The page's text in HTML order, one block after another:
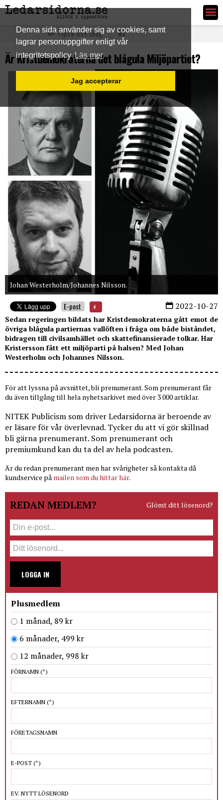
Denna sida använder sig av cookies, samt
lagrar personuppgifter enligt vår
integritetspolicy Läs mer
Jag accepterar
Ledarsidorna.se
Tipsa oss idag
Är Kristdemokraterna det blågula Miljöpartiet?
Johan Westerholm/Johannes Nilsson.
2022-10-27
E-post
Sedan regeringen bildats har Kristdemokraterna gått emot de
övriga blågula partiernas vallöften i fråga om både biståndet,
bidragen till civilsamhället och skattefinansierade tolkar. Har
Kristersson fått ett miljöparti på halsen? Med Johan
Westerholm och Johannes Nilsson.
För att lyssna på avsnittet, bli prenumerant. Som prenumerant får
du även tillgång till hela nyhetsarkivet med över 3 000 artiklar.
NITEK Publicism som driver Ledarsidorna är beroende av
er läsare för vår överlevnad. Tycker du att vi gör skillnad
bli gärna prenumerant. Som prenumerant och
premiumkund kan du ta del av hela podcasten.
Är du redan prenumerant men har svårigheter så kontakta då
kundservice på mailen som du hittar här.
REDAN MEDLEM? Glömt ditt lösenord?
LOGGA IN
Plusmedlem
1 månad, 89 kr
6 månader, 499 kr
12 månader, 998 kr
FÖRNAMN (*)
EFTERNAMN (*)
FÖRETAGSNAMN
E-POST (*)
EV. NYTT LÖSENORD